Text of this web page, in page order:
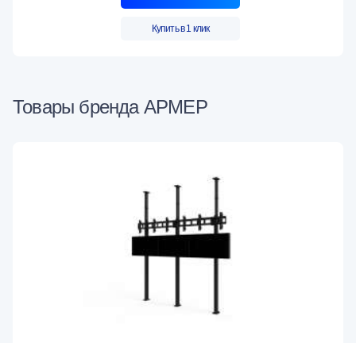
Купить в 1 клик
Товары бренда АРМЕР